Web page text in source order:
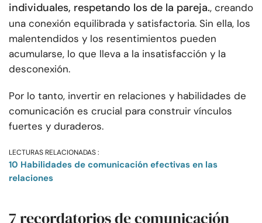
individuales, respetando los de la pareja., creando
una conexión equilibrada y satisfactoria. Sin ella, los
malentendidos y los resentimientos pueden
acumularse, lo que lleva a la insatisfacción y la
desconexión.
Por lo tanto, invertir en relaciones y habilidades de
comunicación es crucial para construir vínculos
fuertes y duraderos.
LECTURAS RELACIONADAS :
10 Habilidades de comunicación efectivas en las
relaciones
7 recordatorios de comunicación